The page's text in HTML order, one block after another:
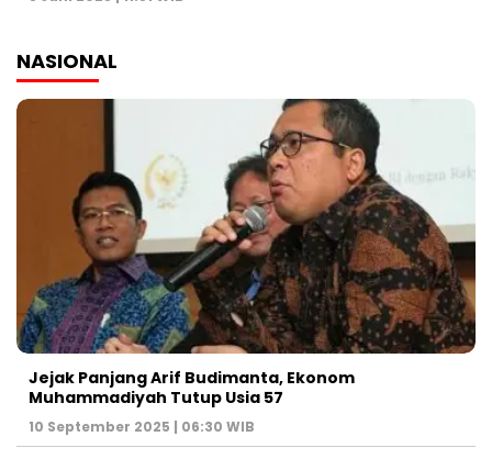
NASIONAL
Jejak Panjang Arif Budimanta, Ekonom
Muhammadiyah Tutup Usia 57
10 September 2025 | 06:30 WIB